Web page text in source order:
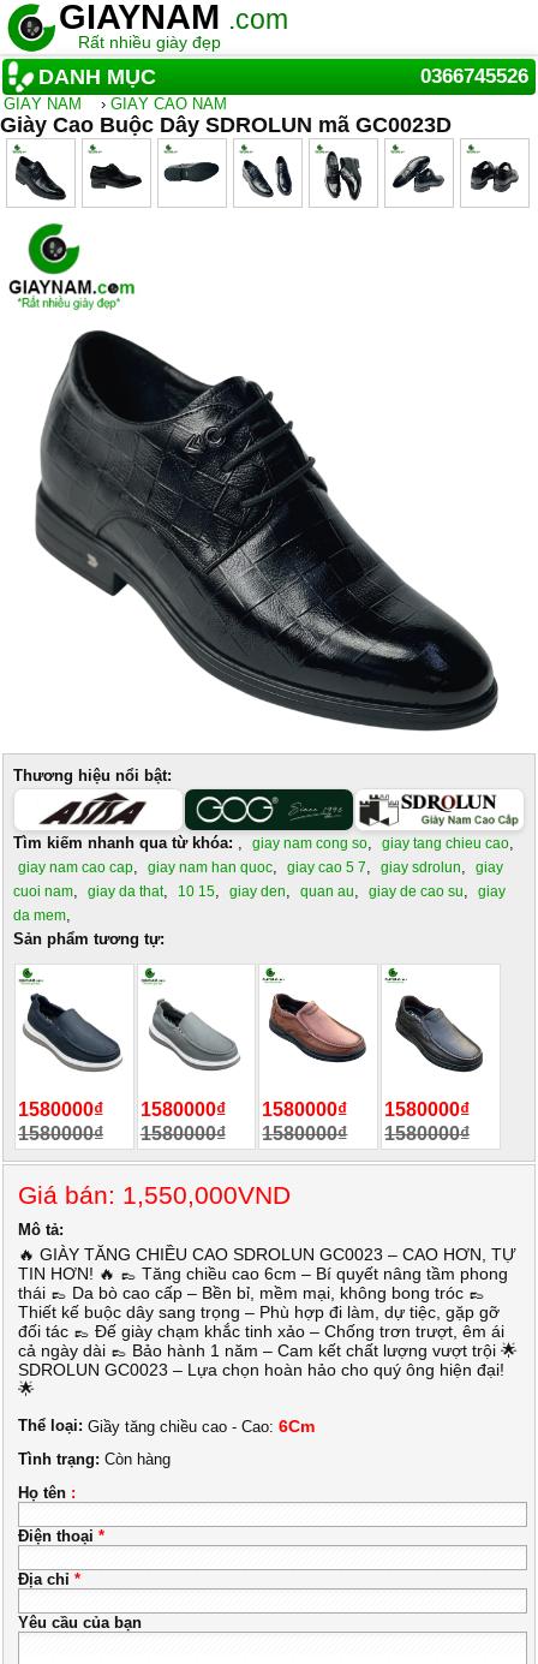
GIAYNAM .com
Rất nhiều giày đẹp
DANH MỤC 0366745526
GIẦY NAM › GIÀY CAO NAM
Giày Cao Buộc Dây SDROLUN mã GC0023D
Thương hiệu nổi bật:
Tìm kiếm nhanh qua từ khóa: , giay nam cong so, giay tang chieu cao,
giay nam cao cap, giay nam han quoc, giay cao 5 7, giay sdrolun, giay
cuoi nam, giay da that, 10 15, giay den, quan au, giay de cao su, giay
da mem,
Sản phẩm tương tự:
1580000₫
1580000₫
1580000₫
1580000₫
1580000₫
1580000₫
1580000₫
1580000₫
Giá bán: 1,550,000VND
Mô tả:
🔥 GIÀY TĂNG CHIỀU CAO SDROLUN GC0023 – CAO HƠN, TỰ
TIN HƠN! 🔥 👞 Tăng chiều cao 6cm – Bí quyết nâng tầm phong
thái 👞 Da bò cao cấp – Bền bỉ, mềm mại, không bong tróc 👞
Thiết kế buộc dây sang trọng – Phù hợp đi làm, dự tiệc, gặp gỡ
đối tác 👞 Đế giày chạm khắc tinh xảo – Chống trơn trượt, êm ái
cả ngày dài 👞 Bảo hành 1 năm – Cam kết chất lượng vượt trội 🌟
SDROLUN GC0023 – Lựa chọn hoàn hảo cho quý ông hiện đại!
🌟
Thể loại: Giầy tăng chiều cao - Cao: 6Cm
Tình trạng: Còn hàng
Họ tên :
Điện thoại *
Địa chỉ *
Yêu cầu của bạn